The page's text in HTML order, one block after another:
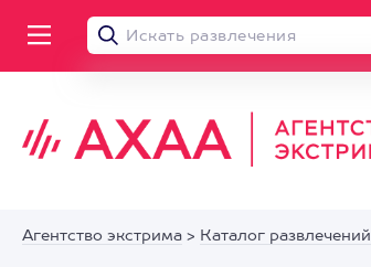
Агентство экстрима > Каталог развлечений